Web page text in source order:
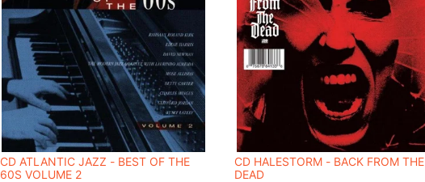
CD ATLANTIC JAZZ - BEST OF THE
60S VOLUME 2
CD HALESTORM - BACK FROM THE
DEAD